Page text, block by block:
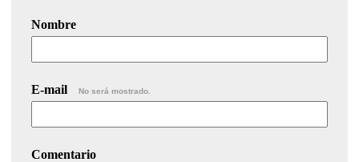
Nombre
E-mail No será mostrado.
Comentario